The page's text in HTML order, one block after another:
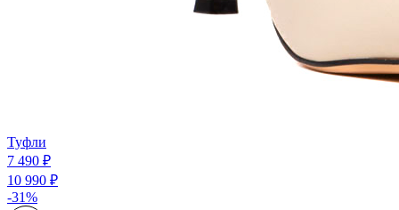
Туфли
7 490 ₽
10 990 ₽
-31%